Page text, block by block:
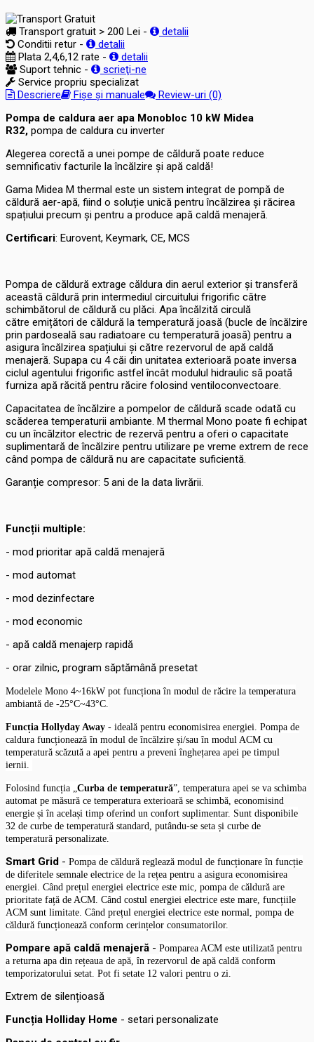
Transport gratuit > 200 Lei -
detalii
Conditii retur -
detalii
Plata 2,4,6,12 rate -
detalii
Suport tehnic -
scrieţi-ne
Service propriu specializat
Descriere
Fișe și manuale
Review-uri (0)
Pompa de caldura aer apa Monobloc 10 kW Midea
R32, pompa de caldura cu inverter
Alegerea corectă a unei pompe de căldură poate reduce
semnificativ facturile la încălzire și apă caldă!
Gama Midea M thermal este un sistem integrat de pompă de
căldură aer-apă, fiind o soluție unică pentru încălzirea și răcirea
spațiului precum și pentru a produce apă caldă menajeră.
Certificari: Eurovent, Keymark, CE, MCS
Pompa de căldură extrage căldura din aerul exterior și transferă
această căldură prin intermediul circuitului frigorific către
schimbătorul de căldură cu plăci. Apa încălzită circulă
către emițători de căldură la temperatură joasă (bucle de încălzire
prin pardoseală sau radiatoare cu temperatură joasă) pentru a
asigura încălzirea spațiului și către rezervorul de apă caldă
menajeră. Supapa cu 4 căi din unitatea exterioară poate inversa
ciclul agentului frigorific astfel încât modulul hidraulic să poată
furniza apă răcită pentru răcire folosind ventiloconvectoare.
Capacitatea de încălzire a pompelor de căldură scade odată cu
scăderea temperaturii ambiante. M thermal Mono poate fi echipat
cu un încălzitor electric de rezervă pentru a oferi o capacitate
suplimentară de încălzire pentru utilizare pe vreme extrem de rece
când pompa de căldură nu are capacitate suficientă.
Garanție compresor: 5 ani de la data livrării.
Funcții multiple:
- mod prioritar apă caldă menajeră
- mod automat
- mod dezinfectare
- mod economic
- apă caldă menajerp rapidă
- orar zilnic, program săptămână presetat
Modelele Mono 4~16kW pot funcționa în modul de răcire la temperatura
ambiantă de -25°C~43°C.
Funcția Hollyday Away - ideală pentru economisirea energiei. Pompa de
caldura funcționează în modul de încălzire și/sau în modul ACM cu
temperatură scăzută a apei pentru a preveni înghețarea apei pe timpul
iernii.
Folosind funcția „ Curba de temperatură”, temperatura apei se va schimba
automat pe măsură ce temperatura exterioară se schimbă, economisind
energie și în același timp oferind un confort suplimentar. Sunt disponibile
32 de curbe de temperatură standard, putându-se seta și curbe de
temperatură personalizate.
Smart Grid - Pompa de căldură reglează modul de funcționare în funcție
de diferitele semnale electrice de la rețea pentru a asigura economisirea
energiei. Când prețul energiei electrice este mic, pompa de căldură are
prioritate față de ACM. Când costul energiei electrice este mare, funcțiile
ACM sunt limitate. Când prețul energiei electrice este normal, pompa de
căldură funcționează conform cerințelor consumatorilor.
Pompare apă caldă menajeră - Pomparea ACM este utilizată pentru
a returna apa din rețeaua de apă, în rezervorul de apă caldă conform
temporizatorului setat. Pot fi setate 12 valori pentru o zi.
Extrem de silențioasă
Funcția Holliday Home - setari personalizate